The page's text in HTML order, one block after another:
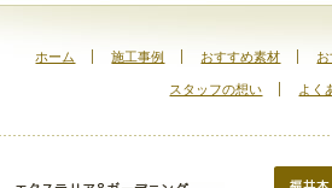
ホーム 施工事例 おすすめ素材
スタッフの想い よく